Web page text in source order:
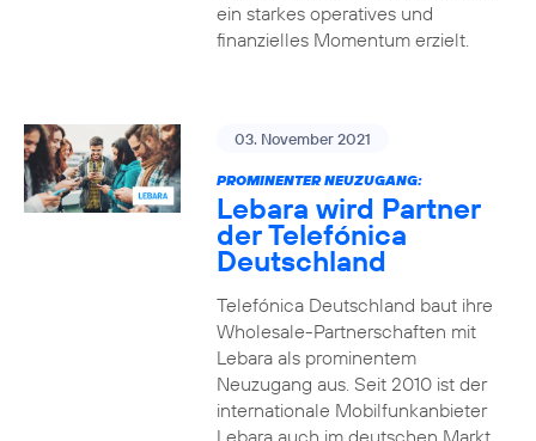
ein starkes operatives und
finanzielles Momentum erzielt.
03. November 2021
PROMINENTER NEUZUGANG:
Lebara wird Partner
der Telefónica
Deutschland
Telefónica Deutschland baut ihre
Wholesale-Partnerschaften mit
Lebara als prominentem
Neuzugang aus. Seit 2010 ist der
internationale Mobilfunkanbieter
Lebara auch im deutschen Markt